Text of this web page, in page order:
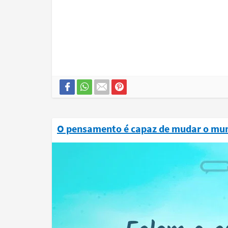
O pensamento é capaz de mudar o